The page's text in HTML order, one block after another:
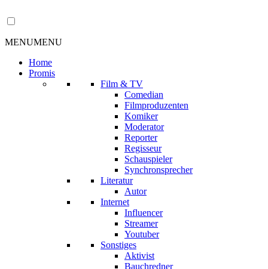
MENUMENU
Home
Promis
Film & TV
Comedian
Filmproduzenten
Komiker
Moderator
Reporter
Regisseur
Schauspieler
Synchronsprecher
Literatur
Autor
Internet
Influencer
Streamer
Youtuber
Sonstiges
Aktivist
Bauchredner